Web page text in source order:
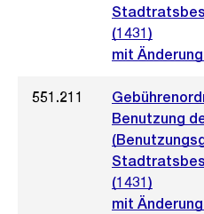
(1431)
mit
551.211
Benutzung
(1431)
mit